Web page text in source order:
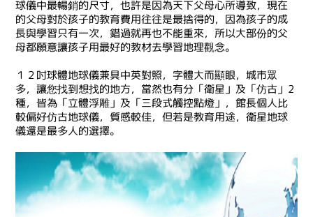
球儀中最暢銷的尺寸，也許是因為天下父母心所導致，現在
的父母對於孩子的教育費用往往是最捨得的，因為孩子的成
長與學習只有一次，錯過就再也不能重來，所以大部份的父
母都願意讓孩子用最好的教材去學習地理觀念。
１２吋球體地球儀兼具中英對照，字體大而顯眼，城市眾
多，讓您找到想找的地方，當然也有分「衛星」及「仿古」2
種，皆為「立體浮雕」及「三段式觸控點燈」，館長個人比
較偏好仿古地球儀，質感較佳，但若是教育用途，衛星地球
儀還是最多人的選擇。